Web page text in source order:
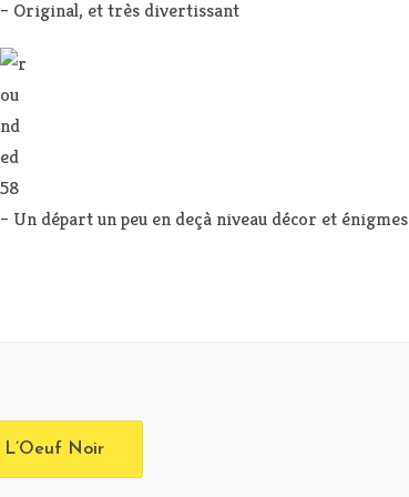
– Original, et très divertissant
– Un départ un peu en deçà niveau décor et énigmes
L’Oeuf Noir